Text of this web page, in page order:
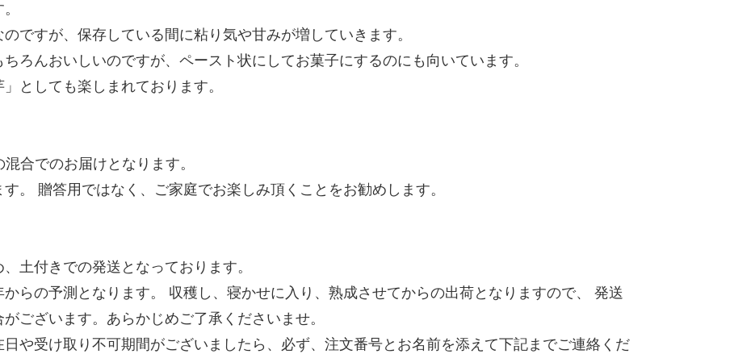
ですが、保存している間に粘り気や甘みが増していきます。
ろんおいしいのですが、ペースト状にしてお菓子にするのにも向いています。
としても楽しまれております。
合でのお届けとなります。
。 贈答用ではなく、ご家庭でお楽しみ頂くことをお勧めします。
土付きでの発送となっております。
らの予測となります。 収穫し、寝かせに入り、熟成させてからの出荷となりますので、 発送
ございます。あらかじめご了承くださいませ。
や受け取り不可期間がございましたら、必ず、注文番号とお名前を添えて下記までご連絡くだ